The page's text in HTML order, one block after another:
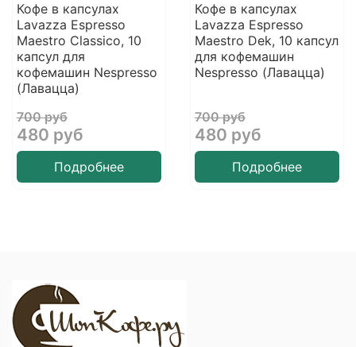
Кофе в капсулах
Lavazza Espresso
Maestro Classico, 10
капсул для
кофемашин Nespresso
(Лавацца)
700 руб
480 руб
Подробнее
Кофе в капсулах
Lavazza Espresso
Maestro Dek, 10 капсул
для кофемашин
Nespresso (Лавацца)
700 руб
480 руб
Подробнее